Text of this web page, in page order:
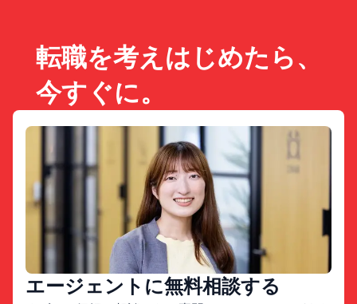
転職を考えはじめたら、
今すぐに。
エージェントに無料相談する